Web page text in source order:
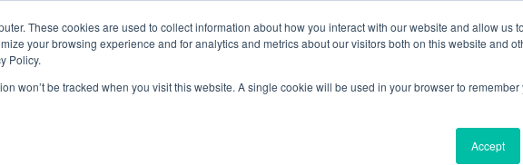
These cookies are used to collect information about how you interact with our website and allow us
your browsing experience and for analytics and metrics about our visitors both on this website and
Policy.
won’t be tracked when you visit this website. A single cookie will be used in your browser to
Accept